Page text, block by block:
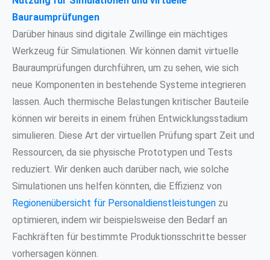
Bauraumprüfungen
Darüber hinaus sind digitale Zwillinge ein mächtiges
Werkzeug für Simulationen. Wir können damit virtuelle
Bauraumprüfungen durchführen, um zu sehen, wie sich
neue Komponenten in bestehende Systeme integrieren
lassen. Auch thermische Belastungen kritischer Bauteile
können wir bereits in einem frühen Entwicklungsstadium
simulieren. Diese Art der virtuellen Prüfung spart Zeit und
Ressourcen, da sie physische Prototypen und Tests
reduziert. Wir denken auch darüber nach, wie solche
Simulationen uns helfen könnten, die Effizienz von
Regionenübersicht für Personaldienstleistungen zu
optimieren, indem wir beispielsweise den Bedarf an
Fachkräften für bestimmte Produktionsschritte besser
vorhersagen können.